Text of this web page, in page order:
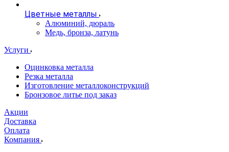
Цветные металлы
Алюминий, дюраль
Медь, бронза, латунь
Услуги
Оцинковка металла
Резка металла
Изготовление металлоконструкций
Бронзовое литье под заказ
Акции
Доставка
Оплата
Компания